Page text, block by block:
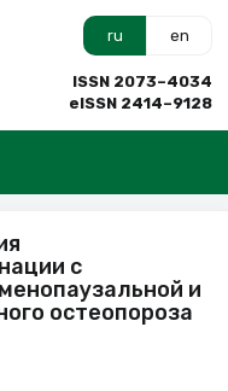
ru en
ISSN 2073–4034
eISSN 2414–9128
с
и
остеопороза